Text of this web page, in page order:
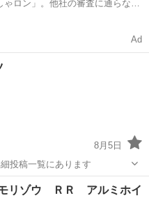
ゃロン」。他社の審査に通らなか
Ad
8月5日
投稿一覧にあります
個人
モリゾウ ＲＲ アルミホイ